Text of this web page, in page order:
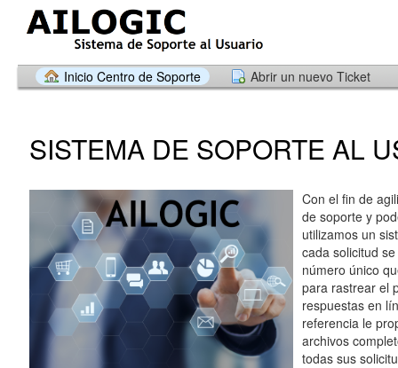
Inicio Centro de Soporte Abrir un nuevo Ticket
SISTEMA DE SOPORTE AL
Con el fin de
de soporte y
utilizamos un
cada solicitud
número único
para rastrear el
respuestas en
referencia le
archivos
todas sus